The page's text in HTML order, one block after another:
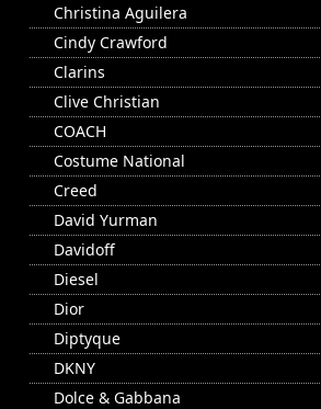
Christina Aguilera
Cindy Crawford
Clarins
Clive Christian
COACH
Costume National
Creed
David Yurman
Davidoff
Diesel
Dior
Diptyque
DKNY
Dolce & Gabbana